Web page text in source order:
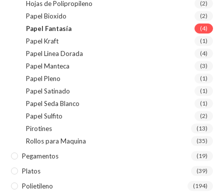
Hojas de Polipropileno (2)
Papel Bioxido (2)
Papel Fantasía (4)
Papel Kraft (1)
Papel Linea Dorada (4)
Papel Manteca (3)
Papel Pleno (1)
Papel Satinado (1)
Papel Seda Blanco (1)
Papel Sulfito (2)
Pirotines (13)
Rollos para Maquina (35)
Pegamentos (19)
Platos (39)
Polietileno (194)